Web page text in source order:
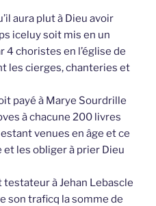
aura plut à Dieu avoir
iceluy soit mis en un
choristes en l’église de
les cierges, chanteries et
payé à Marye Sourdrille
à chacune 200 livres
venues en âge et ce
et les obliger à prier Dieu
à Jehan Lebascle
son traficq la somme de